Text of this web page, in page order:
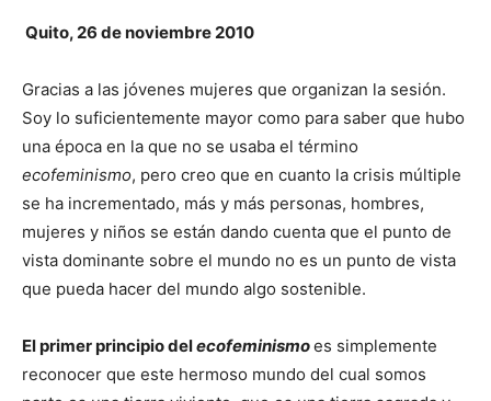
Quito, 26 de noviembre 2010
Gracias a las jóvenes mujeres que organizan la sesión.
Soy lo suficientemente mayor como para saber que hubo
una época en la que no se usaba el término
ecofeminismo, pero creo que en cuanto la crisis múltiple
se ha incrementado, más y más personas, hombres,
mujeres y niños se están dando cuenta que el punto de
vista dominante sobre el mundo no es un punto de vista
que pueda hacer del mundo algo sostenible.
El primer principio delecofeminismoes simplemente
reconocer que este hermoso mundo del cual somos